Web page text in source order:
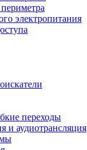
электропитания
переходы
и аудиотрансляция